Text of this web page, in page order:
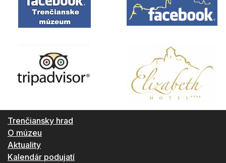
Trenčiansky hrad
O múzeu
Aktuality
Kalendár podujatí